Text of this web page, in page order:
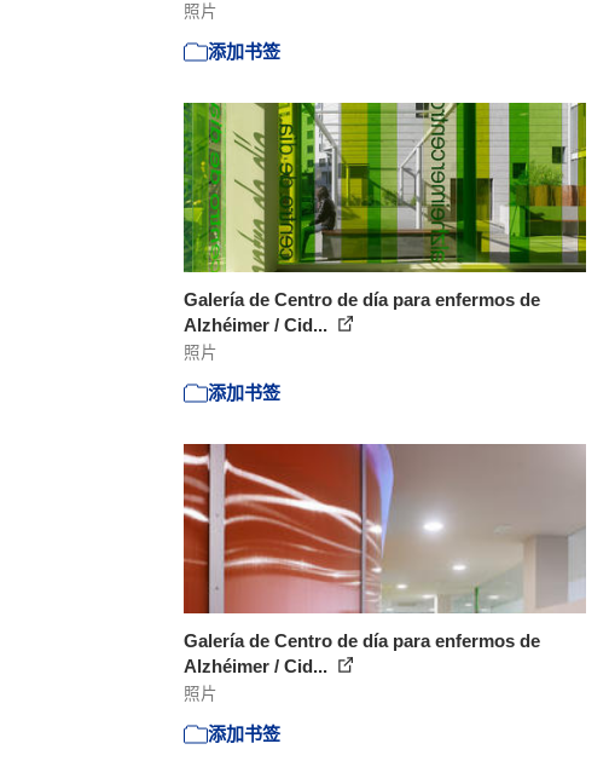
照片
添加书签
Galería de Centro de día para enfermos de
Alzhéimer / Cid...
照片
添加书签
Galería de Centro de día para enfermos de
Alzhéimer / Cid...
照片
添加书签